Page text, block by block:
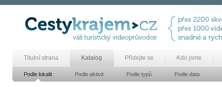
Titulní strana Katalog Přidejte se Kdo jsme
Podle lokalit Podle aktivit Podle typů Podle data